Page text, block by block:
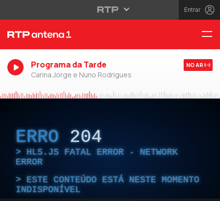
Entrar
Programa da Tarde
Carina Jorge e Nuno Rodrigues
NO AR
ERRO 204
HLS.JS FATAL ERROR - NETWORK
ERROR
ESTE CONTEÚDO ESTÁ NESTE MOMENTO
INDISPONÍVEL